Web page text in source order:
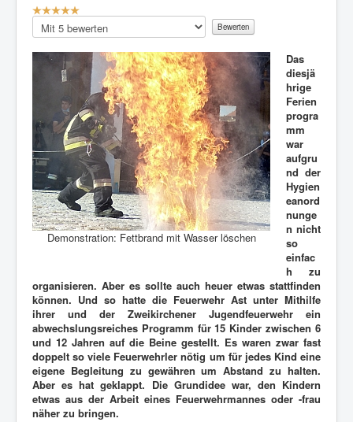
B
w
e
g
5
/
5
Bitte
bewerten
Demonstration: Fettbrand mit Wasser löschen
Das
diesjä
hrige
Ferien
progra
mm
war
aufgru
nd der
Hygien
eanord
nunge
n nicht
so
einfac
h zu
organisieren. Aber es sollte auch heuer etwas stattfinden
können. Und so hatte die Feuerwehr Ast unter Mithilfe
ihrer und der Zweikirchener Jugendfeuerwehr ein
abwechslungsreiches Programm für 15 Kinder zwischen 6
und 12 Jahren auf die Beine gestellt. Es waren zwar fast
doppelt so viele Feuerwehrler nötig um für jedes Kind eine
eigene Begleitung zu gewähren um Abstand zu halten.
Aber es hat geklappt. Die Grundidee war, den Kindern
etwas aus der Arbeit eines Feuerwehrmannes oder -frau
näher zu bringen.